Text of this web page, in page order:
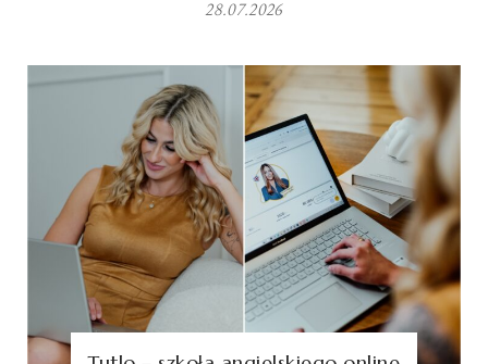
28.07.2026